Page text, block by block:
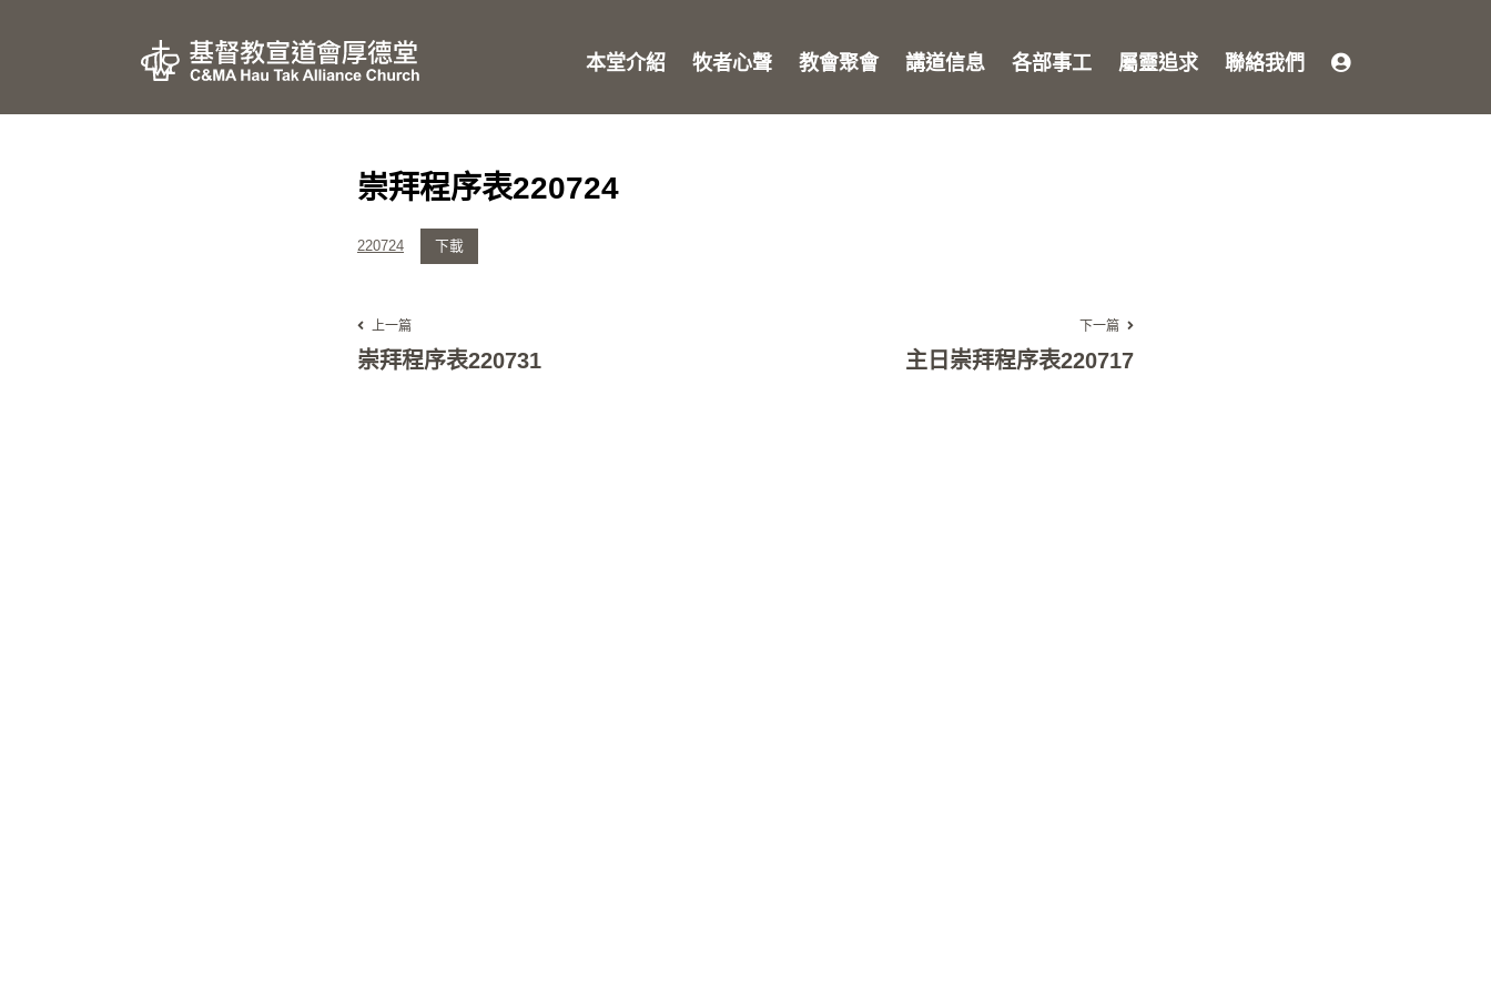
本堂介紹 牧者心聲 教會聚會 講道信息 各部事工 屬靈追求 聯絡我們
崇拜程序表220724
220724 下載
上一篇
崇拜程序表220731
下一篇
主日崇拜程序表220717